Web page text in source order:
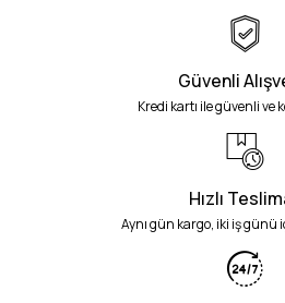
Güvenli
Kredi kartı ile güvenli ve
Hızlı
Aynı gün kargo, iki iş günü